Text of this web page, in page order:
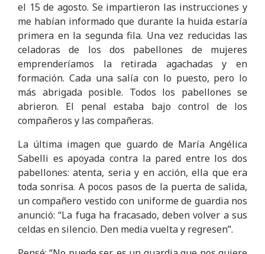
el 15 de agosto. Se impartieron las instrucciones y
me habían informado que durante la huida estaría
primera en la segunda fila. Una vez reducidas las
celadoras de los dos pabellones de mujeres
emprenderíamos la retirada agachadas y en
formación. Cada una salía con lo puesto, pero lo
más abrigada posible. Todos los pabellones se
abrieron. El penal estaba bajo control de los
compañeros y las compañeras.
La última imagen que guardo de María Angélica
Sabelli es apoyada contra la pared entre los dos
pabellones: atenta, seria y en acción, ella que era
toda sonrisa. A pocos pasos de la puerta de salida,
un compañero vestido con uniforme de guardia nos
anunció: “La fuga ha fracasado, deben volver a sus
celdas en silencio. Den media vuelta y regresen”.